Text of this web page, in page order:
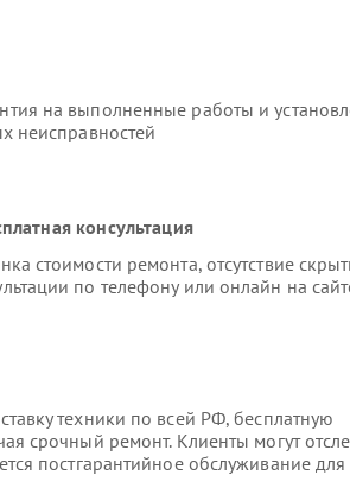
на выполненные работы и
неисправностей
консультация
стоимости ремонта, отсутствие
по телефону или онлайн на
техники по всей РФ, бесплатную
срочный ремонт. Клиенты могут
постгарантийное обслуживание для